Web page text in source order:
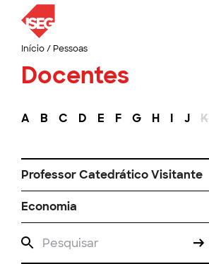
Início/ Pessoas
Docentes
A B C D E F G H I J K
Professor Catedrático Visitante
Economia